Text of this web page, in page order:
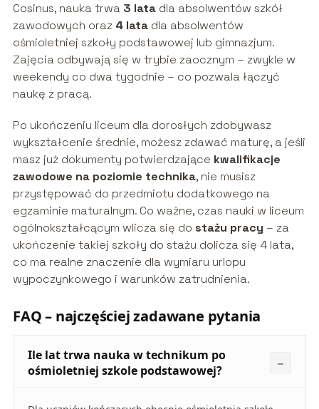
Cosinus, nauka trwa 3 latadla absolwentów szkół
zawodowych oraz 4 latadla absolwentów
ośmioletniej szkoły podstawowej lub gimnazjum.
Zajęcia odbywają się w trybie zaocznym – zwykle w
weekendy co dwa tygodnie – co pozwala łączyć
naukę z pracą.
Po ukończeniu liceum dla dorosłych zdobywasz
wykształcenie średnie, możesz zdawać maturę, a jeśli
masz już dokumenty potwierdzające kwalifikacje
zawodowe na poziomie technika, nie musisz
przystępować do przedmiotu dodatkowego na
egzaminie maturalnym. Co ważne, czas nauki w liceum
ogólnokształcącym wlicza się do stażu pracy – za
ukończenie takiej szkoły do stażu dolicza się 4 lata,
co ma realne znaczenie dla wymiaru urlopu
wypoczynkowego i warunków zatrudnienia.
FAQ – najczęściej zadawane pytania
Ile lat trwa nauka w technikum po
ośmioletniej szkole podstawowej?